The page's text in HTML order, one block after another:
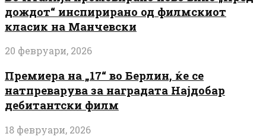
дождот“ инспирирано од филмскиот
класик на Манчевски
20 февруари, 2026
Премиера на „17“ во Берлин, ќе се
натпреварува за наградата Најдобар
дебитантски филм
18 февруари, 2026